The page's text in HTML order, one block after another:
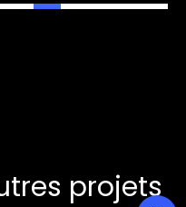
projets